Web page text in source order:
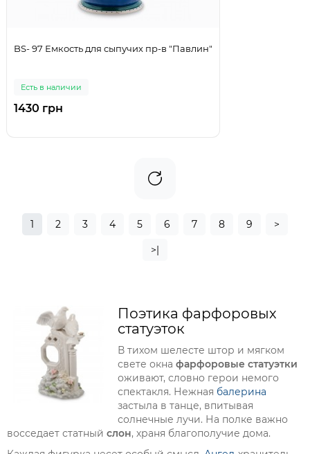
BS- 97 Емкость для сыпучих пр-в "Павлин"
Есть в наличии
1430 грн
1 2 3 4 5 6 7 8 9 >
>|
Поэтика фарфоровых
статуэток
В тихом шелесте штор и мягком
свете окна фарфоровые статуэтки
оживают, словно герои немого
спектакля. Нежная балерина
застыла в танце, впитывая
солнечные лучи. На полке важно
восседает статный слон, храня благополучие дома.